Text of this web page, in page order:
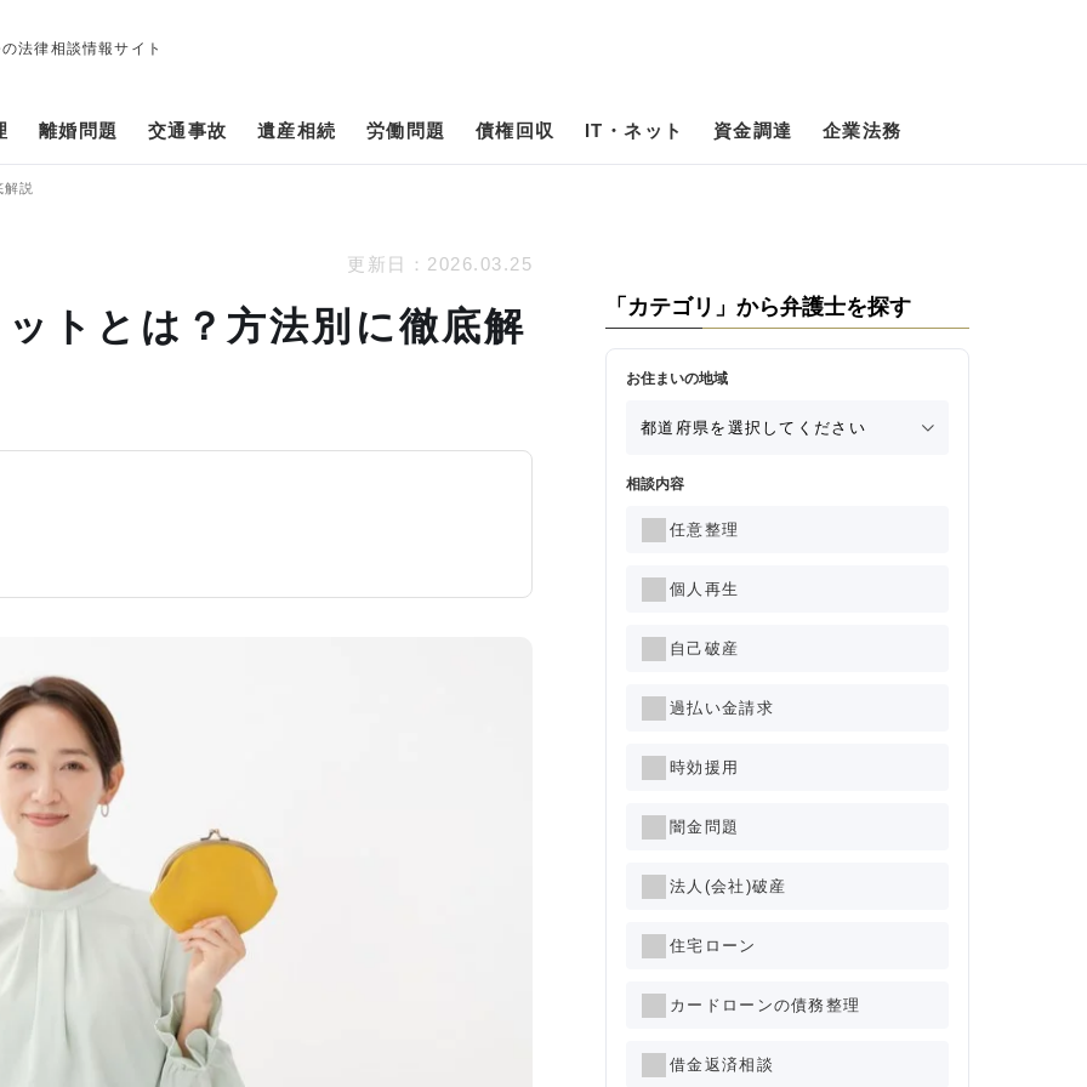
法律相談情報サイト
離婚問題 交通事故 遺産相続 労働問題 債権回収 IT・ネット 資金調達 企業法務
説
更新日： 2026.03.25
トとは？方法別に徹底解 「カテゴリ」から弁護士を探す
お住まいの地域
相談内容
任意整理
個人再生
自己破産
過払い金請求
時効援用
闇金問題
法人(会社)破産
住宅ローン
カードローンの債務整理
借金返済相談